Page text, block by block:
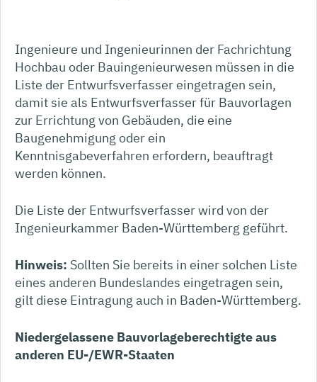
Ingenieure und Ingenieurinnen der Fachrichtung
Hochbau oder Bauingenieurwesen müssen in die
Liste der Entwurfsverfasser eingetragen sein,
damit sie als Entwurfsverfasser für Bauvorlagen
zur Errichtung von Gebäuden, die eine
Baugenehmigung oder ein
Kenntnisgabeverfahren erfordern, beauftragt
werden können.
Die Liste der Entwurfsverfasser wird von der
Ingenieurkammer Baden-Württemberg geführt.
Hinweis: Sollten Sie bereits in einer solchen Liste
eines anderen Bundeslandes eingetragen sein,
gilt diese Eintragung auch in Baden-Württemberg.
Niedergelassene Bauvorlageberechtigte aus
anderen EU-/EWR-Staaten